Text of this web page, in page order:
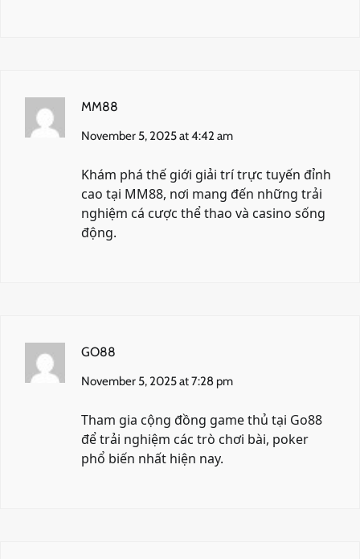
MM88
November 5, 2025 at 4:42 am
Khám phá thế giới giải trí trực tuyến đỉnh
cao tại MM88, nơi mang đến những trải
nghiệm cá cược thể thao và casino sống
động.
GO88
November 5, 2025 at 7:28 pm
Tham gia cộng đồng game thủ tại Go88
để trải nghiệm các trò chơi bài, poker
phổ biến nhất hiện nay.